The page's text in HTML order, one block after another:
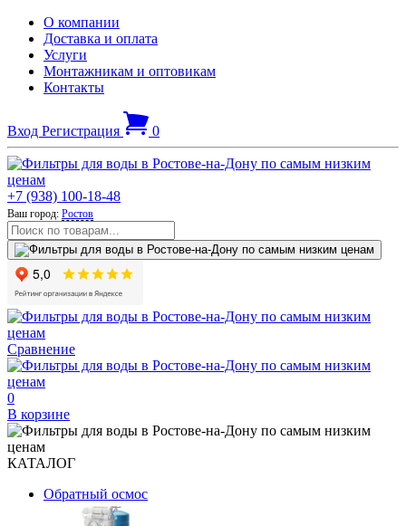
О компании
Доставка и оплата
Услуги
Монтажникам и оптовикам
Контакты
Вход Регистрация 0
+7 (938) 100-18-48
Ваш город: Ростов
Сравнение
0
В корзине
КАТАЛОГ
Обратный осмос